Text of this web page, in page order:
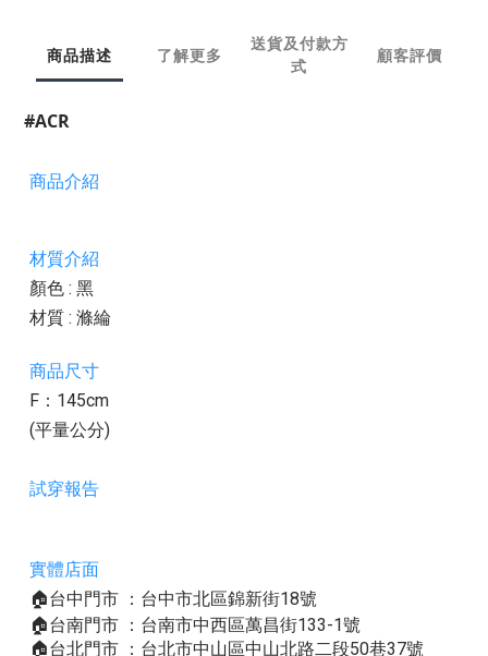
商品描述 了解更多
送貨及付款方
式
顧客評價
#ACR
商品介紹
材質介紹
顏色 : 黑
材質 : 滌綸
商品尺寸
F：145cm
(平量公分)
試穿報告
實體店面
🏠台中門市 ：台中市北區錦新街18號
🏠台南門市 ：台南市中西區萬昌街133-1號
🏠台北門市 ：台北市中山區中山北路二段50巷37號